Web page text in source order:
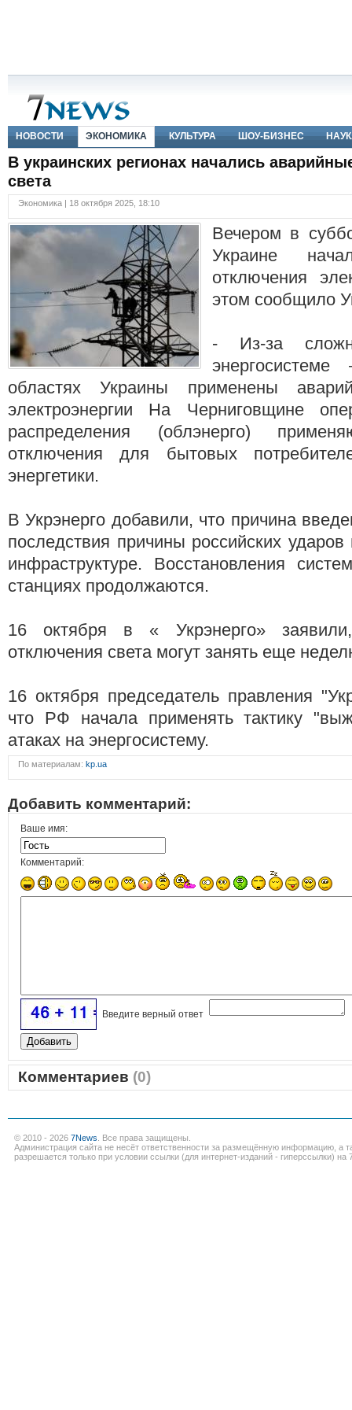
НОВОСТИ ЭКОНОМИКА КУЛЬТУРА ШОУ-БИЗНЕС
В украинских регионах начались
света
Экономика | 18 октября 2025, 18:10
Вечером в
Украине
отключения
этом сообщило
- Из-за
областях Украины применены
электроэнергии На Черниговщине
распределения (облэнерго)
отключения для бытовых
энергетики.
В Укрэнерго добавили, что причина
последствия причины российских ударов
инфраструктуре. Восстановления
станциях продолжаются.
16 октября в « Укрэнерго»
отключения света могут занять еще
16 октября председатель правления
что РФ начала применять тактику
атаках на энергосистему.
По материалам: kp.ua
Добавить комментарий:
Ваше имя:
Комментарий:
Введите верный ответ
Комментариев (0)
© 2010 - 2026 7News . Все права защищены.
Администрация сайта не несёт ответственности за размещённую информацию, а
разрешается только при условии ссылки (для интернет-изданий - гиперссылки) на